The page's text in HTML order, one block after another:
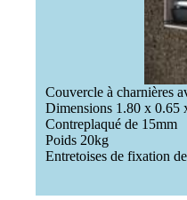
Couvercle à charnières
Dimensions 1.80 x 0.65
Contreplaqué de 15mm
Poids 20kg
Entretoises de fixation